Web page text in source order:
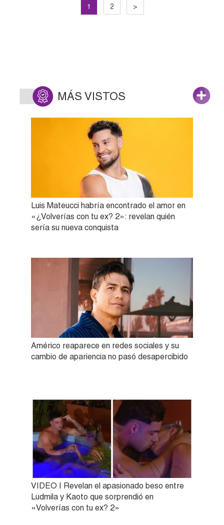
1 2 >
MÁS VISTOS
Luis Mateucci habría encontrado el amor en
«¿Volverías con tu ex? 2»: revelan quién
sería su nueva conquista
Américo reaparece en redes sociales y su
cambio de apariencia no pasó desapercibido
VIDEO | Revelan el apasionado beso entre
Ludmila y Kaoto que sorprendió en
«Volverías con tu ex? 2»